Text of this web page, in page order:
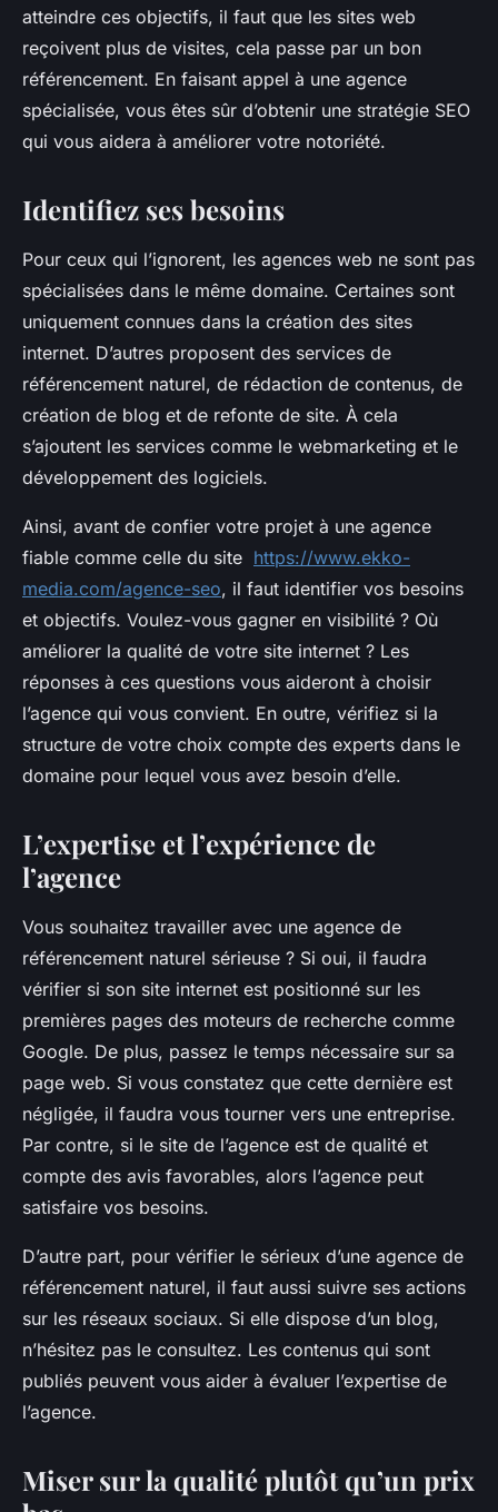
atteindre ces objectifs, il faut que les sites web
reçoivent plus de visites, cela passe par un bon
référencement. En faisant appel à une agence
spécialisée, vous êtes sûr d’obtenir une stratégie SEO
qui vous aidera à améliorer votre notoriété.
Identifiez ses besoins
Pour ceux qui l’ignorent, les agences web ne sont pas
spécialisées dans le même domaine. Certaines sont
uniquement connues dans la création des sites
internet. D’autres proposent des services de
référencement naturel, de rédaction de contenus, de
création de blog et de refonte de site. À cela
s’ajoutent les services comme le webmarketing et le
développement des logiciels.
Ainsi, avant de confier votre projet à une agence
fiable comme celle du site https://www.ekko-
media.com/agence-seo, il faut identifier vos besoins
et objectifs. Voulez-vous gagner en visibilité ? Où
améliorer la qualité de votre site internet ? Les
réponses à ces questions vous aideront à choisir
l’agence qui vous convient. En outre, vérifiez si la
structure de votre choix compte des experts dans le
domaine pour lequel vous avez besoin d’elle.
L’expertise et l’expérience de
l’agence
Vous souhaitez travailler avec une agence de
référencement naturel sérieuse ? Si oui, il faudra
vérifier si son site internet est positionné sur les
premières pages des moteurs de recherche comme
Google. De plus, passez le temps nécessaire sur sa
page web. Si vous constatez que cette dernière est
négligée, il faudra vous tourner vers une entreprise.
Par contre, si le site de l’agence est de qualité et
compte des avis favorables, alors l’agence peut
satisfaire vos besoins.
D’autre part, pour vérifier le sérieux d’une agence de
référencement naturel, il faut aussi suivre ses actions
sur les réseaux sociaux. Si elle dispose d’un blog,
n’hésitez pas le consultez. Les contenus qui sont
publiés peuvent vous aider à évaluer l’expertise de
l’agence.
Miser sur la qualité plutôt qu’un prix